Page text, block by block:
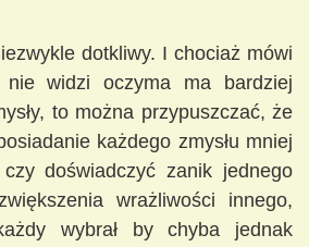
dotkliwy. I chociaż mówi
widzi oczyma ma bardziej
to można przypuszczać, że
każdego zmysłu mniej
doświadczyć zanik jednego
wrażliwości innego,
wybrał by chyba jednak